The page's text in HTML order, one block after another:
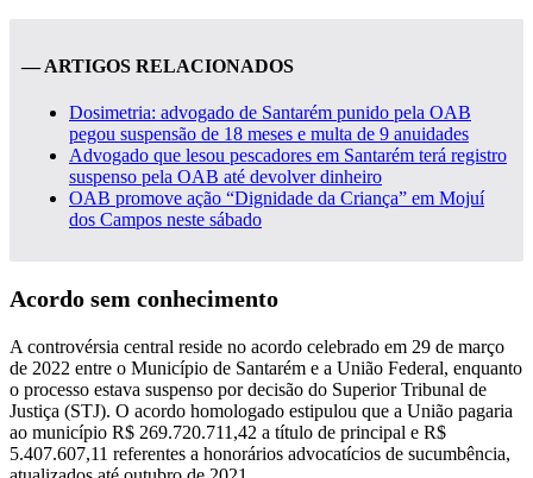
— ARTIGOS RELACIONADOS
Dosimetria: advogado de Santarém punido pela OAB
pegou suspensão de 18 meses e multa de 9 anuidades
Advogado que lesou pescadores em Santarém terá registro
suspenso pela OAB até devolver dinheiro
OAB promove ação “Dignidade da Criança” em Mojuí
dos Campos neste sábado
Acordo sem conhecimento
A controvérsia central reside no acordo celebrado em 29 de março
de 2022 entre o Município de Santarém e a União Federal, enquanto
o processo estava suspenso por decisão do Superior Tribunal de
Justiça (STJ). O acordo homologado estipulou que a União pagaria
ao município R$ 269.720.711,42 a título de principal e R$
5.407.607,11 referentes a honorários advocatícios de sucumbência,